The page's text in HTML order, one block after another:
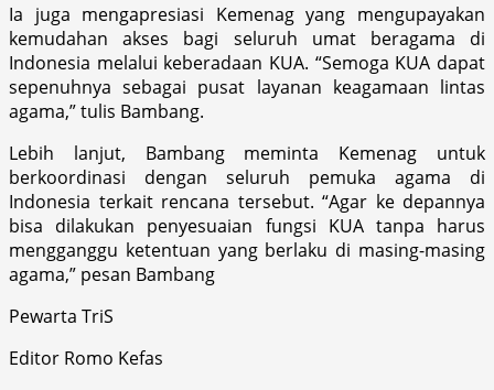
Ia juga mengapresiasi Kemenag yang mengupayakan
kemudahan akses bagi seluruh umat beragama di
Indonesia melalui keberadaan KUA. “Semoga KUA dapat
sepenuhnya sebagai pusat layanan keagamaan lintas
agama,” tulis Bambang.
Lebih lanjut, Bambang meminta Kemenag untuk
berkoordinasi dengan seluruh pemuka agama di
Indonesia terkait rencana tersebut. “Agar ke depannya
bisa dilakukan penyesuaian fungsi KUA tanpa harus
mengganggu ketentuan yang berlaku di masing-masing
agama,” pesan Bambang
Pewarta TriS
Editor Romo Kefas